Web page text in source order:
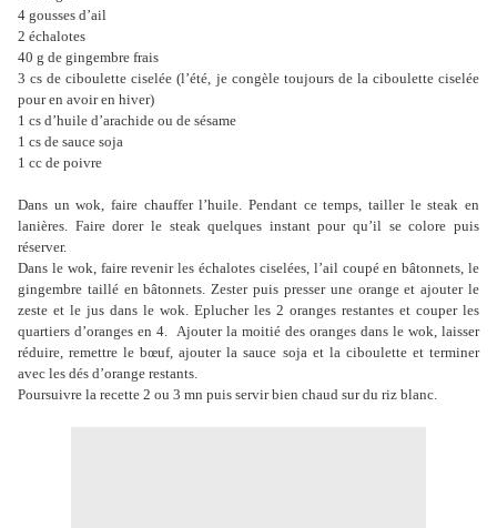
4 gousses d’ail
2 échalotes
40 g de gingembre frais
3 cs de ciboulette ciselée (l’été, je congèle toujours de la ciboulette ciselée
pour en avoir en hiver)
1 cs d’huile d’arachide ou de sésame
1 cs de sauce soja
1 cc de poivre
Dans un wok, faire chauffer l’huile. Pendant ce temps, tailler le steak en
lanières. Faire dorer le steak quelques instant pour qu’il se colore puis
réserver.
Dans le wok, faire revenir les échalotes ciselées, l’ail coupé en bâtonnets, le
gingembre taillé en bâtonnets. Zester puis presser une orange et ajouter le
zeste et le jus dans le wok. Eplucher les 2 oranges restantes et couper les
quartiers d’oranges en 4. Ajouter la moitié des oranges dans le wok, laisser
réduire, remettre le bœuf, ajouter la sauce soja et la ciboulette et terminer
avec les dés d’orange restants.
Poursuivre la recette 2 ou 3 mn puis servir bien chaud sur du riz blanc.